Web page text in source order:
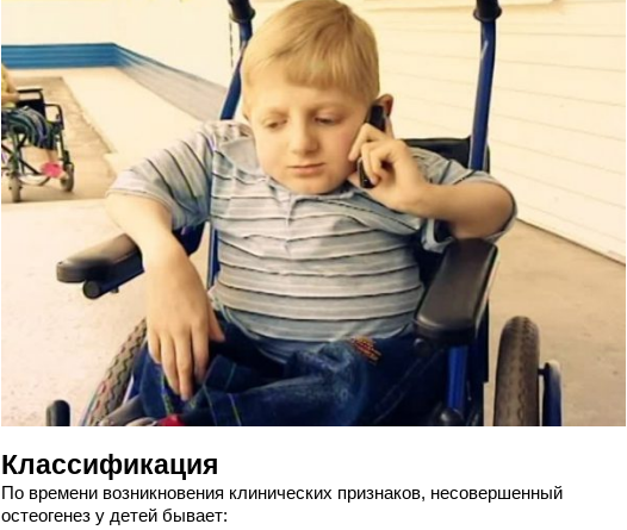
Классификация
По времени возникновения клинических признаков, несовершенный
остеогенез у детей бывает: